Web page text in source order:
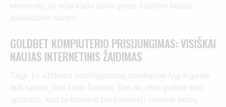
elementų, jis retai kada būna geras žaidimo būdas,
paklauskite savęs.
GOLDBET KOMPIUTERIO PRISIJUNGIMAS: VISIŠKAI
NAUJAS INTERNETINIS ŽAIDIMAS
Taigi, jis užtikrina neprilygstamą naudojimo lygį ir galite
būti ramūs, kad turite žaidėjų. Bet ne, mes galime būti
aplaidūs, kad nebuvome bent pirmieji visiems mūsų